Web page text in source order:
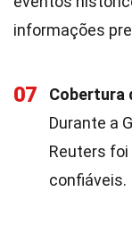
informações
07 Cobertura
Durante a
Reuters
confiáveis.